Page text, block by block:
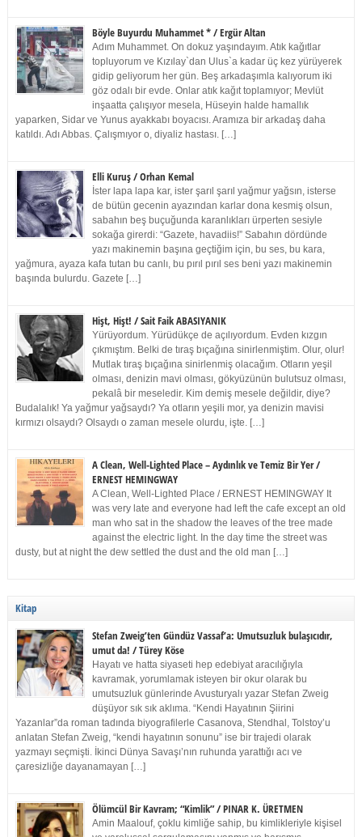
Böyle Buyurdu Muhammet * / Ergür Altan
Adım Muhammet. On dokuz yaşındayım. Atık kağıtlar
topluyorum ve Kızılay`dan Ulus`a kadar üç kez yürüyerek
gidip geliyorum her gün. Beş arkadaşımla kalıyorum iki
göz odalı bir evde. Onlar atık kağıt toplamıyor; Mevlüt
inşaatta çalışıyor mesela, Hüseyin halde hamallık
yaparken, Sidar ve Yunus ayakkabı boyacısı. Aramıza bir arkadaş daha
katıldı. Adı Abbas. Çalışmıyor o, diyaliz hastası. […]
Elli Kuruş / Orhan Kemal
İster lapa lapa kar, ister şarıl şarıl yağmur yağsın, isterse
de bütün gecenin ayazından karlar dona kesmiş olsun,
sabahın beş buçuğunda karanlıkları ürperten sesiyle
sokağa girerdi: “Gazete, havadiis!” Sabahın dördünde
yazı makinemin başına geçtiğim için, bu ses, bu kara,
yağmura, ayaza kafa tutan bu canlı, bu pırıl pırıl ses beni yazı makinemin
başında bulurdu. Gazete […]
Hişt, Hişt! / Sait Faik ABASIYANIK
Yürüyordum. Yürüdükçe de açılıyordum. Evden kızgın
çıkmıştım. Belki de tıraş bıçağına sinirlenmiştim. Olur, olur!
Mutlak tıraş bıçağına sinirlenmiş olacağım. Otların yeşil
olması, denizin mavi olması, gökyüzünün bulutsuz olması,
pekalâ bir meseledir. Kim demiş mesele değildir, diye?
Budalalık! Ya yağmur yağsaydı? Ya otların yeşili mor, ya denizin mavisi
kırmızı olsaydı? Olsaydı o zaman mesele olurdu, işte. […]
A Clean, Well-Lighted Place – Aydınlık ve Temiz Bir Yer /
ERNEST HEMINGWAY
A Clean, Well-Lighted Place / ERNEST HEMINGWAY It
was very late and everyone had left the cafe except an old
man who sat in the shadow the leaves of the tree made
against the electric light. In the day time the street was
dusty, but at night the dew settled the dust and the old man […]
Kitap
Stefan Zweig’ten Gündüz Vassaf’a: Umutsuzluk bulaşıcıdır,
umut da! / Türey Köse
Hayatı ve hatta siyaseti hep edebiyat aracılığıyla
kavramak, yorumlamak isteyen bir okur olarak bu
umutsuzluk günlerinde Avusturyalı yazar Stefan Zweig
düşüyor sık sık aklıma. “Kendi Hayatının Şiirini
Yazanlar”da roman tadında biyografilerle Casanova, Stendhal, Tolstoy’u
anlatan Stefan Zweig, “kendi hayatının sonunu” ise bir trajedi olarak
yazmayı seçmişti. İkinci Dünya Savaşı’nın ruhunda yarattığı acı ve
çaresizliğe dayanamayan […]
Ölümcül Bir Kavram; “Kimlik” / PINAR K. ÜRETMEN
Amin Maalouf, çoklu kimliğe sahip, bu kimlikleriyle kişisel